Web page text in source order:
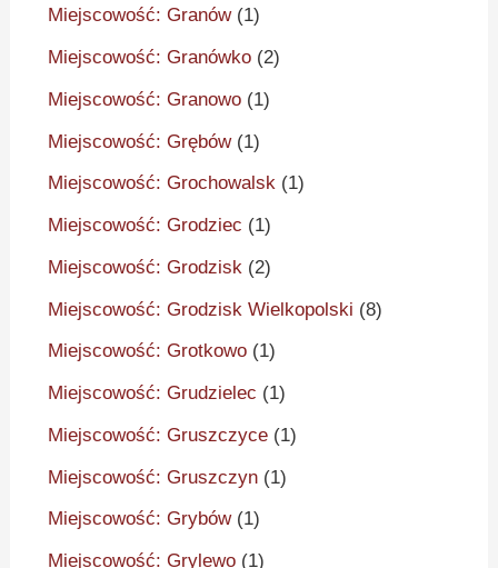
Miejscowość: Granów(1)
Miejscowość: Granówko (2)
Miejscowość: Granowo (1)
Miejscowość: Grębów(1)
Miejscowość: Grochowalsk (1)
Miejscowość: Grodziec (1)
Miejscowość: Grodzisk (2)
Miejscowość: Grodzisk Wielkopolski (8)
Miejscowość: Grotkowo (1)
Miejscowość: Grudzielec (1)
Miejscowość: Gruszczyce (1)
Miejscowość: Gruszczyn (1)
Miejscowość: Grybów(1)
Miejscowość: Grylewo (1)